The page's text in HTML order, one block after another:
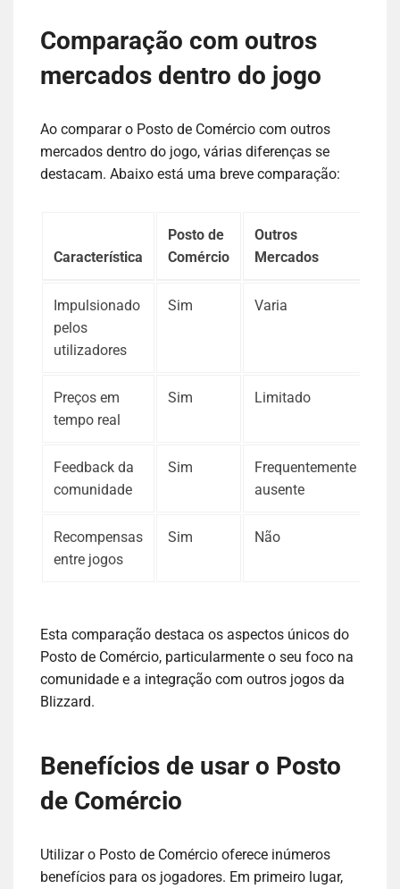
Comparação com outros
mercados dentro do jogo
Ao comparar o Posto de Comércio com outros
mercados dentro do jogo, várias diferenças se
destacam. Abaixo está uma breve comparação:
Característica
Posto de
Comércio
Outros
Mercados
Impulsionado
pelos
utilizadores
Sim Varia
Preços em
tempo real
Sim Limitado
Feedback da
comunidade
Sim
Frequentemente
ausente
Recompensas
entre jogos
Sim Não
Esta comparação destaca os aspectos únicos do
Posto de Comércio, particularmente o seu foco na
comunidade e a integração com outros jogos da
Blizzard.
Benefícios de usar o Posto
de Comércio
Utilizar o Posto de Comércio oferece inúmeros
benefícios para os jogadores. Em primeiro lugar,